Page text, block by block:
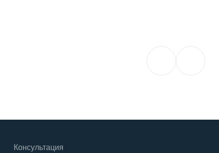
Консультация